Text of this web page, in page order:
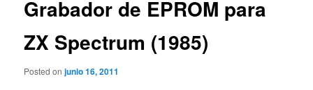
Grabador de EPROM para
ZX Spectrum (1985)
Posted onjunio 16, 2011